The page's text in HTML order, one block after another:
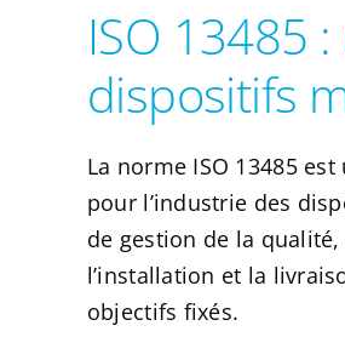
ISO 13485
dispositifs
La norme ISO 13485
pour l’industrie des
de gestion de la
l’installation et la
objectifs fixés.